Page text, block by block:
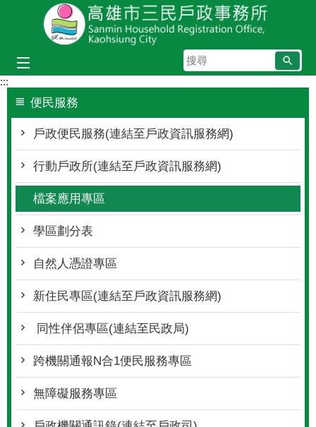
跳到主要內容區塊
搜
尋
:::
便民服務
戶政便民服務(連結至戶政資訊服務網)
行動戶政所(連結至戶政資訊服務網)
檔案應用專區
學區劃分表
自然人憑證專區
新住民專區(連結至戶政資訊服務網)
同性伴侶專區(連結至民政局)
跨機關通報N合1便民服務專區
無障礙服務專區